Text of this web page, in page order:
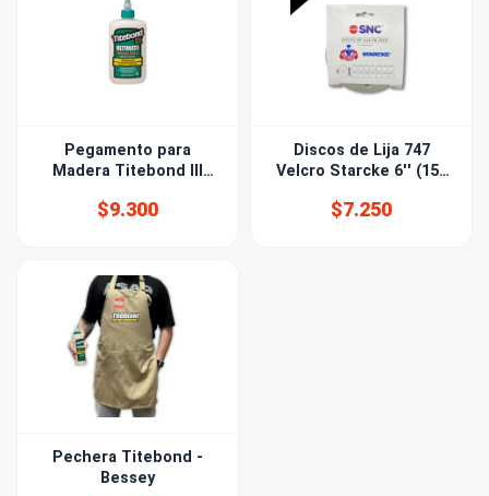
Pegamento para
Madera Titebond III
$9.300
Discos de Lija 747
Velcro Starcke 6'' (150
$7.250
Pechera Titebond -
Bessey